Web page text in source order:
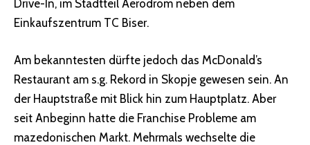
Drive-In, im Stadtteil Aerodrom neben dem
Einkaufszentrum TC Biser.
Am bekanntesten dürfte jedoch das McDonald’s
Restaurant am s.g. Rekord in Skopje gewesen sein. An
der Hauptstraße mit Blick hin zum Hauptplatz. Aber
seit Anbeginn hatte die Franchise Probleme am
mazedonischen Markt. Mehrmals wechselte die